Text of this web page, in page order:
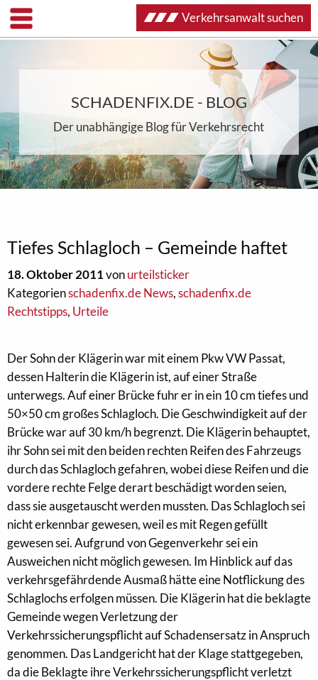
SCHADENFIX.DE - BLOG
Der unabhängige Blog für Verkehrsrecht
Tiefes Schlagloch – Gemeinde haftet
18. Oktober 2011vonurteilsticker
Kategorienschadenfix.de News,schadenfix.de
Rechtstipps, Urteile
Der Sohn der Klägerin war mit einem Pkw VW Passat,
dessen Halterin die Klägerin ist, auf einer Straße
unterwegs. Auf einer Brücke fuhr er in ein 10 cm tiefes und
50×50 cm großes Schlagloch. Die Geschwindigkeit auf der
Brücke war auf 30 km/h begrenzt. Die Klägerin behauptet,
ihr Sohn sei mit den beiden rechten Reifen des Fahrzeugs
durch das Schlagloch gefahren, wobei diese Reifen und die
vordere rechte Felge derart beschädigt worden seien,
dass sie ausgetauscht werden mussten. Das Schlagloch sei
nicht erkennbar gewesen, weil es mit Regen gefüllt
gewesen sei. Aufgrund von Gegenverkehr sei ein
Ausweichen nicht möglich gewesen. Im Hinblick auf das
verkehrsgefährdende Ausmaß hätte eine Notflickung des
Schlaglochs erfolgen müssen. Die Klägerin hat die beklagte
Gemeinde wegen Verletzung der
Verkehrssicherungspflicht auf Schadensersatz in Anspruch
genommen. Das Landgericht hat der Klage stattgegeben,
da die Beklagte ihre Verkehrssicherungspflicht verletzt
Verkehrsanwalt suchen